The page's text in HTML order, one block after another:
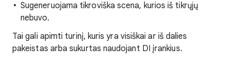
Sugeneruojama tikroviška scena, kurios iš tikrųjų
nebuvo.
Tai gali apimti turinį, kuris yra visiškai ar iš dalies
pakeistas arba sukurtas naudojant DI įrankius.